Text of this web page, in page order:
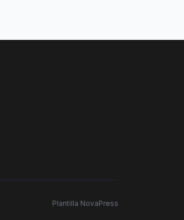
Plantilla NovaPress